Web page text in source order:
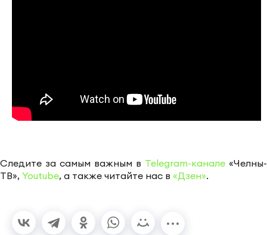
Следите за самым важным в Telegram-канале «Челны-
ТВ», Youtube, а также читайте нас в «Дзен».